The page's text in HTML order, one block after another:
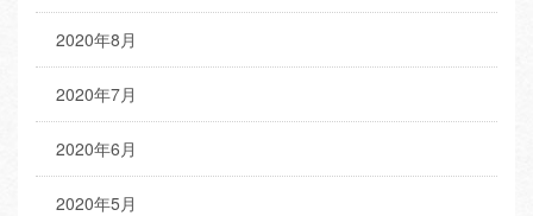
2020年8月
2020年7月
2020年6月
2020年5月